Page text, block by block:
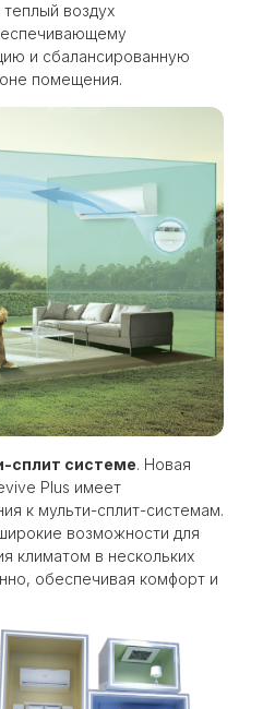
воздух
и сбалансированную
помещения.
сплит системе. Новая
Plus имеет
к мульти-сплит-системам.
возможности для
климатом в нескольких
обеспечивая комфорт и